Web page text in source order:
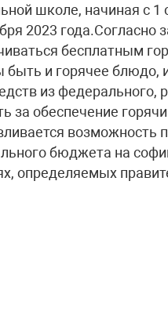
школе, начиная с 1
2023
бесплатным
и горячее блюдо,
из
за обеспечение
возможность
бюджета на
определяемых